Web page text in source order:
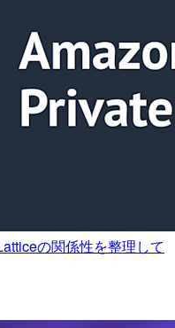
の関係性を整理して